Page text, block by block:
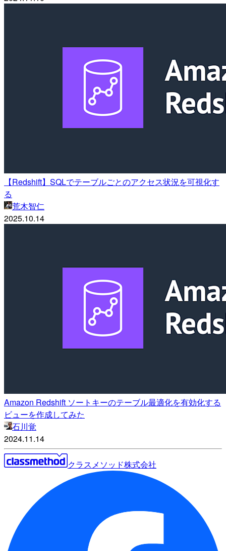
【Redshift】SQLでテーブルごとのアクセス状況を可視化す
る
荒木智仁
2025.10.14
Amazon Redshift ソートキーのテーブル最適化を有効化する
ビューを作成してみた
石川覚
2024.11.14
クラスメソッド株式会社